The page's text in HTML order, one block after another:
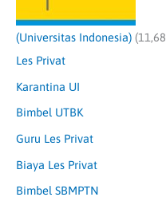
(Universitas Indonesia)
Les Privat
Karantina UI
Bimbel UTBK
Guru Les Privat
Biaya Les Privat
Bimbel SBMPTN